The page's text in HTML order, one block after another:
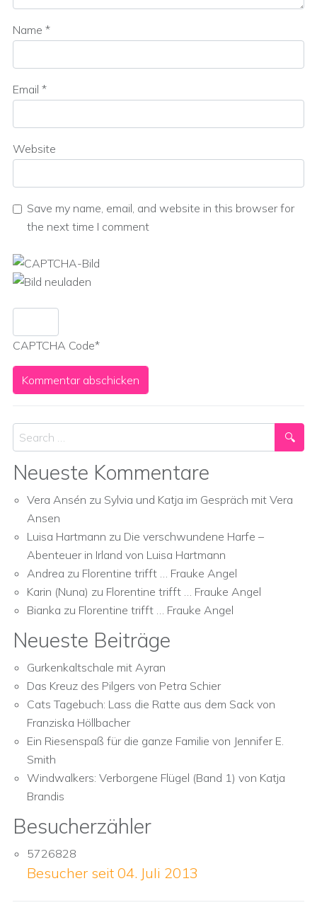
Name *
Email *
Website
Save my name, email, and website in this browser for
the next time I comment
CAPTCHA Code*
Search
Neueste Kommentare
Vera Ansén zu Sylvia und Katja im Gespräch mit Vera
Ansen
Luisa Hartmann zu Die verschwundene Harfe –
Abenteuer in Irland von Luisa Hartmann
Andrea zu Florentine trifft … Frauke Angel
Karin (Nuna) zu Florentine trifft … Frauke Angel
Bianka zu Florentine trifft … Frauke Angel
Neueste Beiträge
Gurkenkaltschale mit Ayran
Das Kreuz des Pilgers von Petra Schier
Cats Tagebuch: Lass die Ratte aus dem Sack von
Franziska Höllbacher
Ein Riesenspaß für die ganze Familie von Jennifer E.
Smith
Windwalkers: Verborgene Flügel (Band 1) von Katja
Brandis
Besucherzähler
5726828
Besucher seit 04. Juli 2013